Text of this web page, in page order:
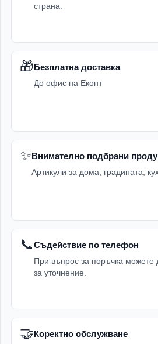
страна.
🎁Безплатна доставка
До офис на Еконт
✨Внимателно подбрани
Артикули за дома, градината,
📞Съдействие по телефон
При въпрос за поръчка можете
за уточнение.
🤝Коректно обслужване